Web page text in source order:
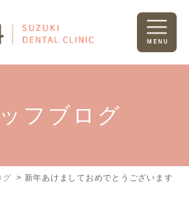
フブログ
グ 新年あけましておめでとうございます